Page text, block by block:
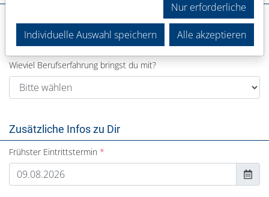
Wieviel Berufserfahrung bringst du mit?
Zusätzliche Infos zu Dir
Frühster Eintrittstermin
Nur erforderliche
Individuelle Auswahl speichern Alle akzeptieren